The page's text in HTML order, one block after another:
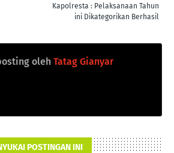
Kapolresta : Pelaksanaan Tahun
ini Dikategorikan Berhasil
oleh Tatag Gianyar
POSTINGAN INI